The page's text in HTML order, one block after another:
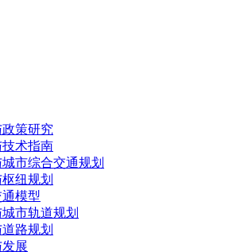
策研究
术指南
市综合交通规划
纽规划
模型
市轨道规划
路规划
展